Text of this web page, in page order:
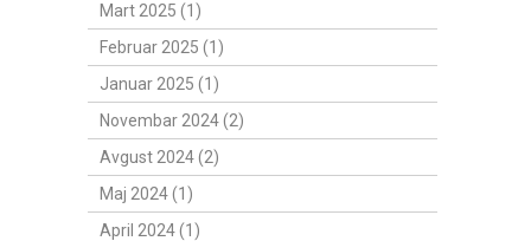
Mart 2025 (1)
Februar 2025 (1)
Januar 2025 (1)
Novembar 2024 (2)
Avgust 2024 (2)
Maj 2024 (1)
April 2024 (1)